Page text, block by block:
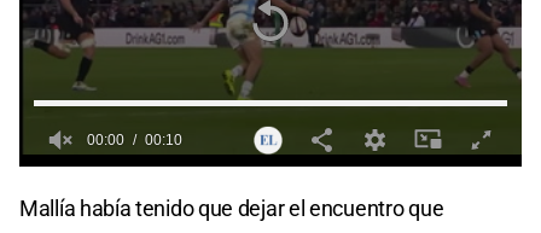
seconds
of
00:00 00:10
Mallía había tenido que dejar el encuentro que